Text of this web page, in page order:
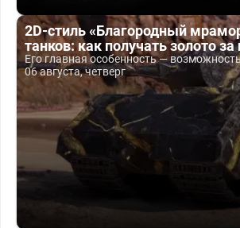
2D-стиль «Благородный
танков: как получать золото
Его главная особенность —
06 августа, четверг